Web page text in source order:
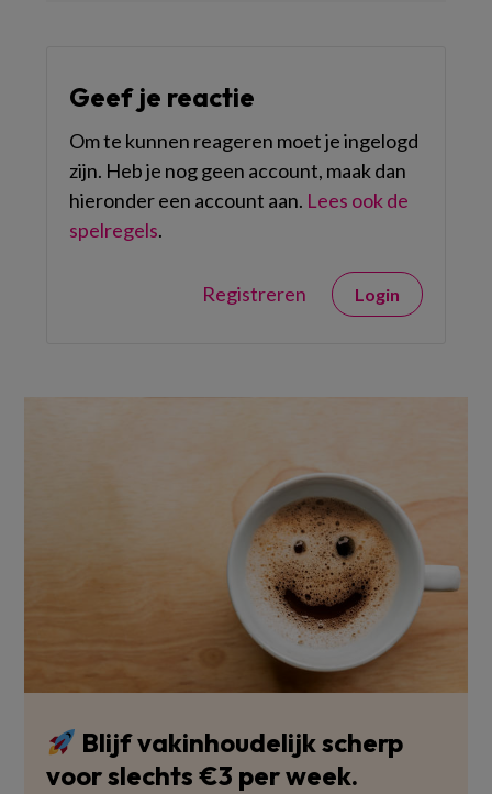
Geef je reactie
Om te kunnen reageren moet je ingelogd
zijn. Heb je nog geen account, maak dan
hieronder een account aan. Lees ook de
spelregels.
Registreren Login
Blijf vakinhoudelijk scherp
voor slechts €3 per week.